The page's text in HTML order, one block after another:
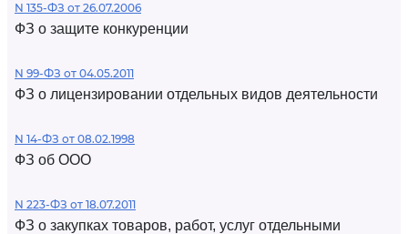
N 135-ФЗ от 26.07.2006
ФЗ о защите конкуренции
N 99-ФЗ от 04.05.2011
ФЗ о лицензировании отдельных видов деятельности
N 14-ФЗ от 08.02.1998
ФЗ об ООО
N 223-ФЗ от 18.07.2011
ФЗ о закупках товаров, работ, услуг отдельными